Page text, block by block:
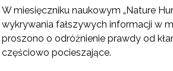
W miesięczniku naukowym „Nature
wykrywania fałszywych informacji w
proszono o odróżnienie prawdy od
częściowo pocieszające.